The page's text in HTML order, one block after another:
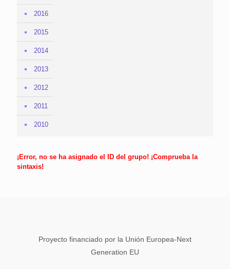
2016
2015
2014
2013
2012
2011
2010
¡Error, no se ha asignado el ID del grupo! ¡Comprueba la
sintaxis!
Proyecto financiado por la Unión Europea-Next
Generation EU